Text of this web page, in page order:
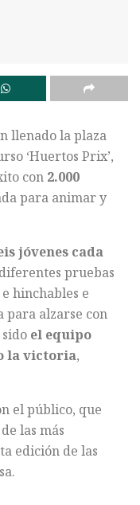
llenado la plaza
‘Huertos Prix’,
con 2.000
para animar y
jóvenes cada
pruebas
hinchables e
alzarse con
el equipo
la victoria,
el público, que
las más
edición de las